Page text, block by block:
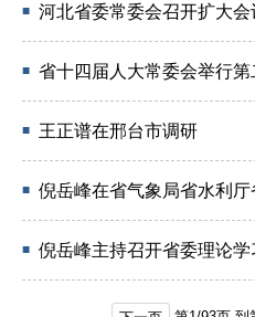
■ 河北省委常委会召开扩大会
■ 省十四届人大常委会举行
■ 王正谱在邢台市调研
■ 倪岳峰在省气象局省水利
■ 倪岳峰主持召开省委理论